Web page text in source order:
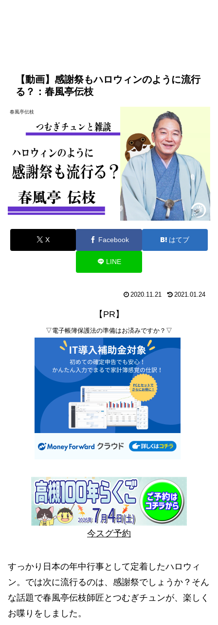
【動画】感謝祭もハロウィンのように流行
る？：春風亭伝枝
春風亭伝枝
X Facebook はてブ
LINE
2020.11.21 2021.01.24
【PR】
▽電子帳簿保護法の準備はお済みですか？▽
今スグ予約
すっかり日本の年中行事として定着したハロウィ
ン。では次に流行るのは、感謝祭でしょうか？そん
な話題で春風亭伝枝師匠とつむぎチュンが、楽しく
お喋りをしました。